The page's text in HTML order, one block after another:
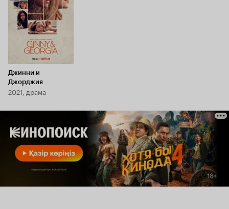
Джинни и
Джорджия
2021, драма